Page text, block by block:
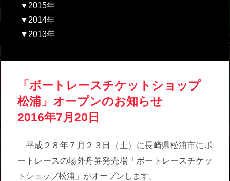
▼2015年
▼2014年
▼2013年
「ボートレースチケットショップ
松浦」オープンのお知らせ
2016年7月20日
平成２８年７月２３日（土）に長崎県松浦市にボ
ートレースの場外舟券発売場「ボートレースチケッ
トショップ松浦」がオープンします。